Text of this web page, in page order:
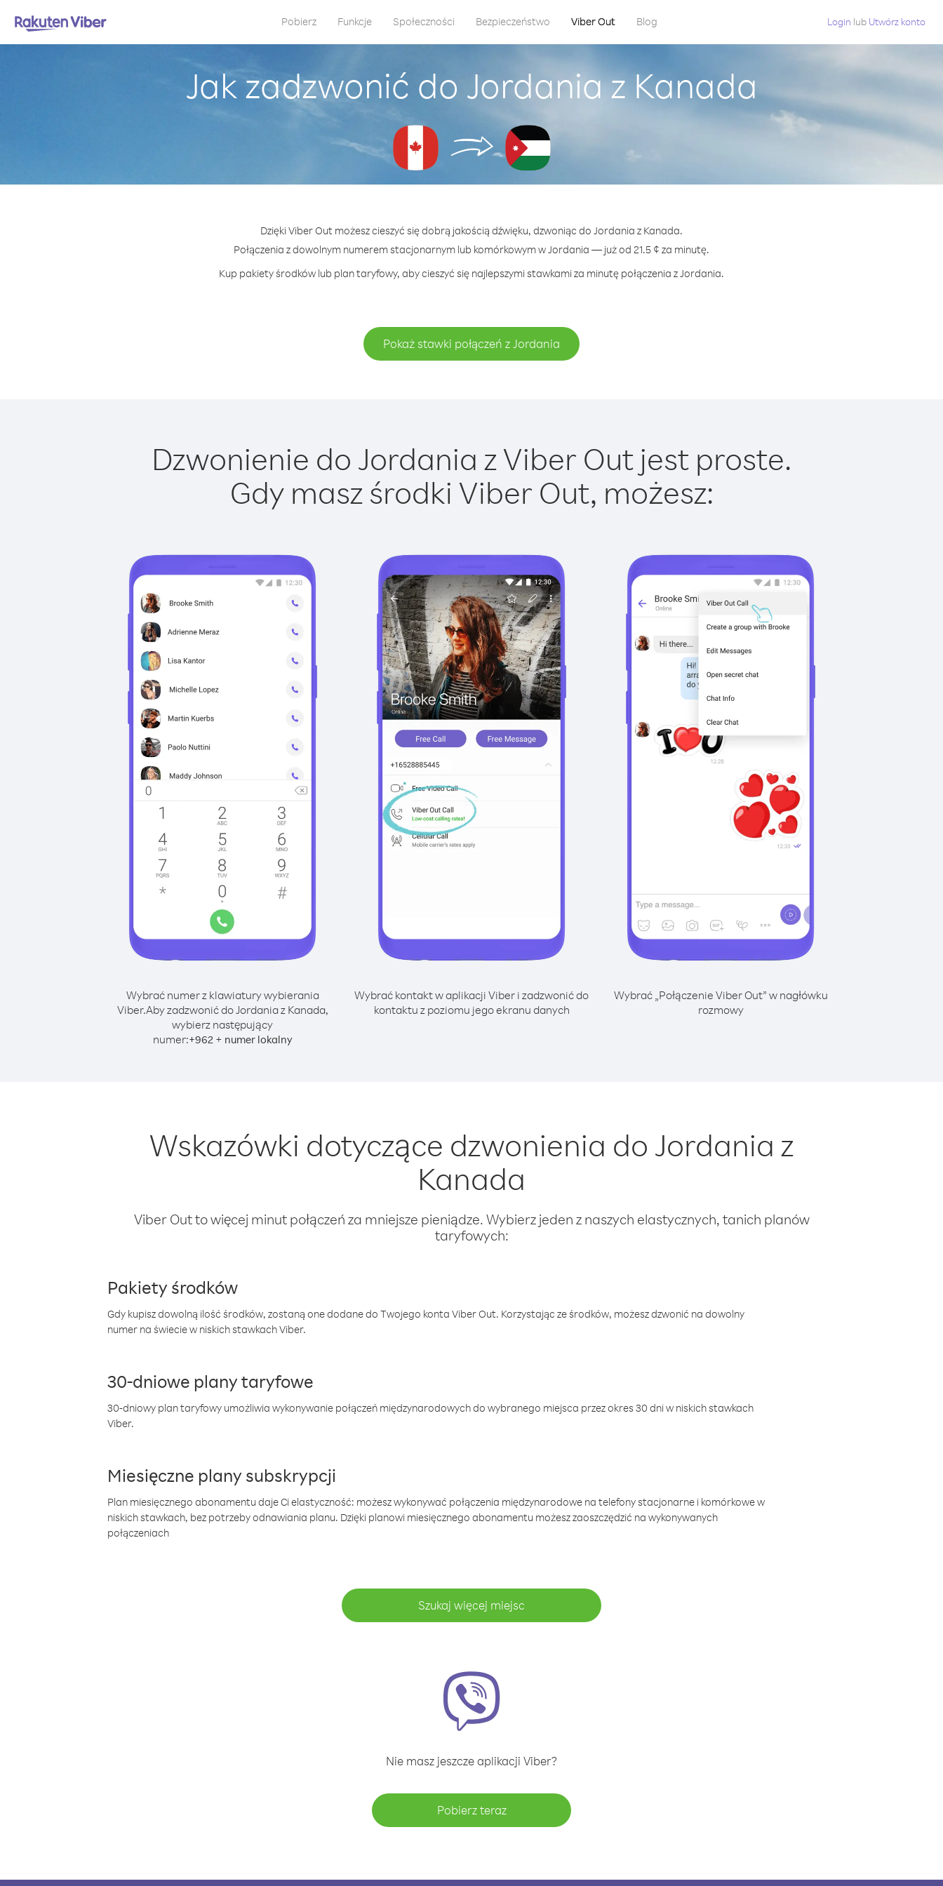
Pobierz Funkcje Społeczności Bezpieczeństwo Viber Out Blog Login lub Utwórz konto
Jak zadzwonić do Jordania z Kanada
Dzięki Viber Out możesz cieszyć się dobrą jakością dźwięku, dzwoniąc do Jordania z Kanada.
Połączenia z dowolnym numerem stacjonarnym lub komórkowym w Jordania — już od 21.5 ¢ za minutę.
Kup pakiety środków lub plan taryfowy, aby cieszyć się najlepszymi stawkami za minutę połączenia z Jordania.
Pokaż stawki połączeń z Jordania
Dzwonienie do Jordania z Viber Out jest proste.
Gdy masz środki Viber Out, możesz:
Wybrać numer z klawiatury wybierania
Viber.Aby zadzwonić do Jordania z Kanada,
wybierz następujący
numer:+962+ numer lokalny
Wybrać kontakt w aplikacji Viber i zadzwonić do
kontaktu z poziomu jego ekranu danych
Wybrać „Połączenie Viber Out” w nagłówku
rozmowy
Wskazówki dotyczące dzwonienia do Jordania z
Kanada
Viber Out to więcej minut połączeń za mniejsze pieniądze. Wybierz jeden z naszych elastycznych, tanich planów
taryfowych:
Pakiety środków
Gdy kupisz dowolną ilość środków, zostaną one dodane do Twojego konta Viber Out. Korzystając ze środków, możesz dzwonić na dowolny
numer na świecie w niskich stawkach Viber.
30-dniowe plany taryfowe
30-dniowy plan taryfowy umożliwia wykonywanie połączeń międzynarodowych do wybranego miejsca przez okres 30 dni w niskich stawkach
Viber.
Miesięczne plany subskrypcji
Plan miesięcznego abonamentu daje Ci elastyczność: możesz wykonywać połączenia międzynarodowe na telefony stacjonarne i komórkowe w
niskich stawkach, bez potrzeby odnawiania planu. Dzięki planowi miesięcznego abonamentu możesz zaoszczędzić na wykonywanych
połączeniach
Szukaj więcej miejsc
Nie masz jeszcze aplikacji Viber?
Pobierz teraz